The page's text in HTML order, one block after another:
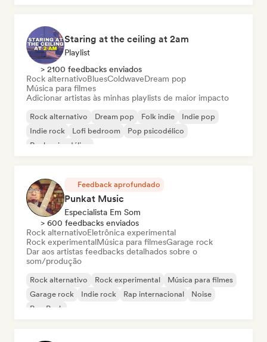
Staring at the ceiling at 2am
Playlist
> 2100 feedbacks enviados
Rock alternativoBluesColdwaveDream pop
Música para filmes
Adicionar artistas às minhas playlists de maior impacto
Rock alternativo Dream pop Folk indie
Indie pop
Indie rock
Lofi bedroom
Pop psicodélico
Rock psicodélico
Feedback aprofundado
Punkat Music
Especialista Em Som
> 600 feedbacks enviados
Rock alternativoEletrônica experimental
Rock experimentalMúsica para filmesGarage rock
Dar aos artistas feedbacks detalhados sobre o
som/produção
Rock alternativo Rock experimental
Música para filmes
Garage rock
Indie rock Rap internacional
Noise
Pop Punk